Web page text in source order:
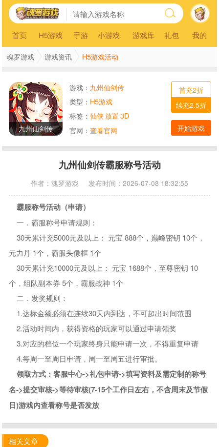
首页 H5游戏 手游 小游戏 游戏库 礼包 我的
魂罗游戏 游戏资讯 H5游戏活动
九州仙剑传
游戏： 九州仙剑传
类型： H5游戏
标签： 仙侠放置3D
官网： 查看官网
首充2折
续充2.5折
开始游戏
九州仙剑传霸服称号活动
作者： 魂罗游戏 发布时间：2026-07-08 18:32:55
霸服称号活动（申请）
一．霸服称号申请规则：
30天累计充5000元及以上： 元宝 888个，巅峰密钥 10个，
元力丹 1个，霸服头像框 1个
30天累计充10000元及以上： 元宝 1688个，至尊密钥 10
个，组队副本券 5个，霸服战神 1个
二．发奖规则：
1.达标金额必须在连续30天内到达，不可超出时间范围
2.活动时间内，获得资格的玩家可以通过申请领奖
3.对应的档位一个玩家终身只能申请一次，不得重复申请
4.每周一至周日申请，周一至周五进行审批。
领取方式：客服中心->礼包申请->填写资料及需定制的称号
名->提交审核->等待审核(7-15个工作日左右，不含周末及节假
日)游戏内查看称号是否发放
相关文章